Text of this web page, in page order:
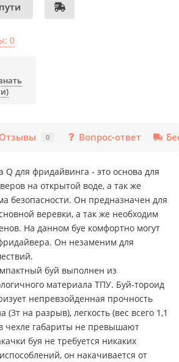
0
Отзывы 0 Вопрос-ответ
Q для фридайвинга - это основа для
на открытой воде, а так же
безопасности. Он предназначен для
веревки, а так же необходим
На данном буе комфортно могут
Он незаменим для
буй выполнен из
материала ТПУ. Буй-тороид
непревзойденная прочность
(3т на разрыв), легкость (вес всего 1,1
чехле габариты не превышают
буя не требуется никаких
он накачивается от